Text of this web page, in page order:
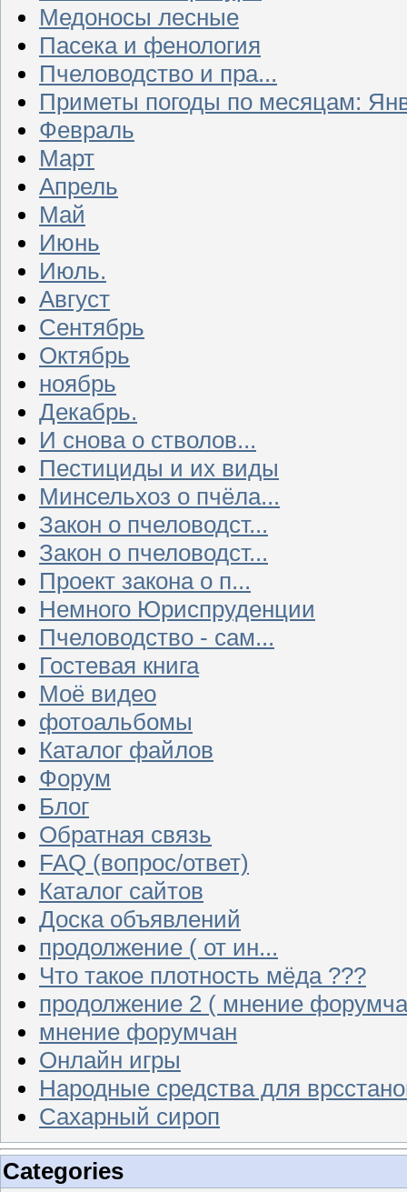
Медоносы лесные
Пасека и фенология
Пчеловодство и пра...
Приметы погоды по месяцам:
Февраль
Март
Апрель
Май
Июнь
Июль.
Август
Сентябрь
Октябрь
ноябрь
Декабрь.
И снова о стволов...
Пестициды и их виды
Минсельхоз о пчёла...
Закон о пчеловодст...
Закон о пчеловодст...
Проект закона о п...
Немного Юриспруденции
Пчеловодство - сам...
Гостевая книга
Моё видео
фотоальбомы
Каталог файлов
Форум
Блог
Обратная связь
FAQ (вопрос/ответ)
Каталог сайтов
Доска объявлений
продолжение ( от ин...
Что такое плотность мёда ???
продолжение 2 ( мнение
мнение форумчан
Онлайн игры
Народные средства для
Сахарный сироп
Categories